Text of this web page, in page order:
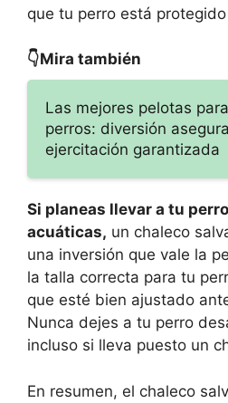
que tu perro está
👇Mira también
Las mejores pelotas para
perros: diversión
ejercitación garantizada
Si planeas llevar a tu
acuáticas, un chaleco
una inversión que vale la
la talla correcta para tu
que esté bien ajustado
Nunca dejes a tu perro
incluso si lleva puesto un
En resumen, el chaleco